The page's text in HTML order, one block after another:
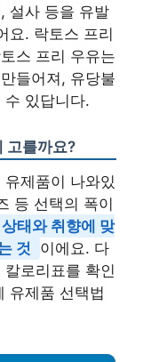
설사 등을 유발
요. 락토스 프리
스 프리 우유는
들어져, 유당불
수 있답니다.
고를까요?
제품이 나와있
등 선택의 폭이
태와 취향에 맞
것
이에요. 다
로리표를 확인
유제품 선택법